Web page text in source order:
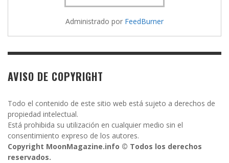
Administrado por FeedBurner
AVISO DE COPYRIGHT
Todo el contenido de este sitio web está sujeto a derechos de
propiedad intelectual.
Está prohibida su utilización en cualquier medio sin el
consentimiento expreso de los autores.
Copyright MoonMagazine.info © Todos los derechos
reservados.